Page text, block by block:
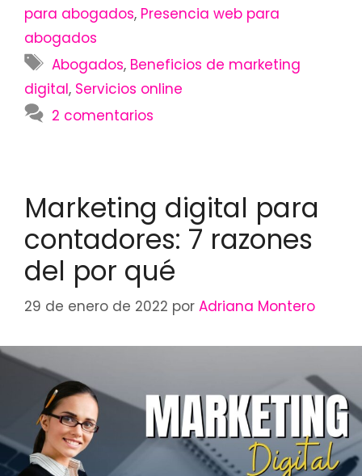
para abogados, Presencia web para
abogados
Etiquetas
Abogados, Beneficios de marketing
digital, Servicios online
2 comentarios
Marketing digital para
contadores: 7 razones
del por qué
29 de enero de 2022 por Adriana Montero